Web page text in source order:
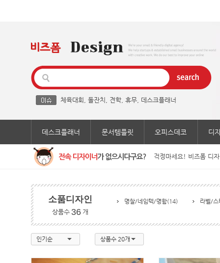
체육대회 돌잔치 견학, 휴무, 데스크플래너
데스크플래너 문서템플릿 오피스데코 디
걱정마세요! 비즈폼 디
소품디자인
상품수 36 개
명찰/네임텍/명함(14) 라벨/
인기순 상품수 20개